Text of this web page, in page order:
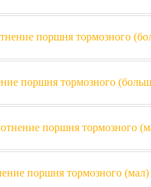
поршня тормозного
поршня тормозного
поршня тормозного
поршня тормозного (мал)